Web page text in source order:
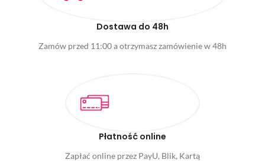
Dostawa do 48h
Zamów przed 11:00 a otrzymasz zamówienie w 48h
Płatność online
Zapłać online przez PayU, Blik, Kartą